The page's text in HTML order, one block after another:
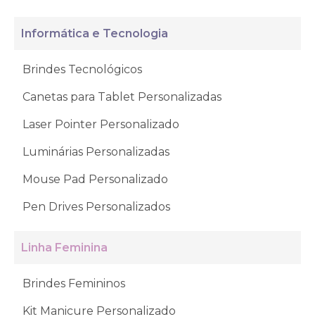
Informática e Tecnologia
Brindes Tecnológicos
Canetas para Tablet Personalizadas
Laser Pointer Personalizado
Luminárias Personalizadas
Mouse Pad Personalizado
Pen Drives Personalizados
Linha Feminina
Brindes Femininos
Kit Manicure Personalizado